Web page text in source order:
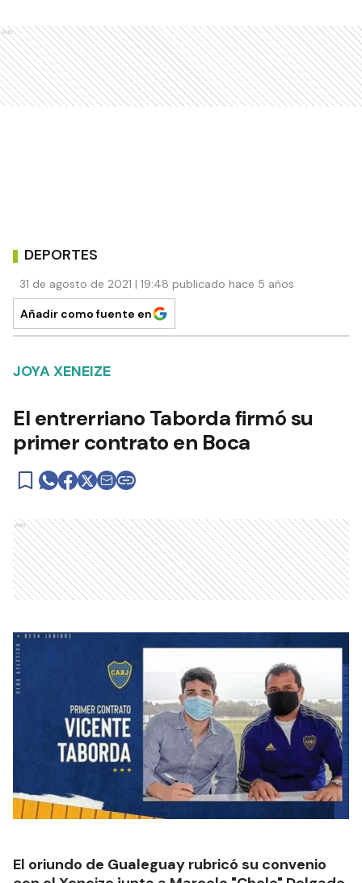
Ads
DEPORTES
31 de agosto de 2021 | 19:48 publicado hace 5 años
Añadir como fuente en
JOYA XENEIZE
El entrerriano Taborda firmó su
primer contrato en Boca
Ads
El oriundo de Gualeguay rubricó su convenio